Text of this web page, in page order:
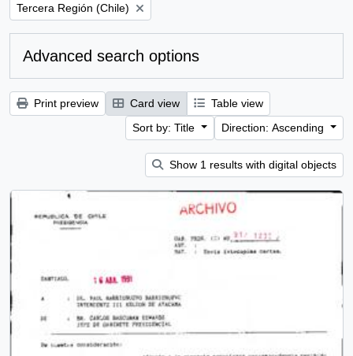
Remove filter:
Tercera Región (Chile)
Advanced search options
Print preview Card view
Table view
Sort by: Title
Direction: Ascending
Show 1 results with digital objects